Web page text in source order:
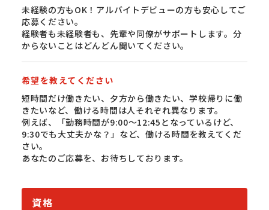
未経験の方もOK！アルバイトデビューの方も安心してご
応募ください。
経験者も未経験者も、先輩や同僚がサポートします。分
からないことはどんどん聞いてください。
希望を教えてください
短時間だけ働きたい、夕方から働きたい、学校帰りに働
きたいなど、働ける時間は人それぞれ異なります。
例えば、「勤務時間が9:00〜12:45となっているけど、
9:30でも大丈夫かな？」など、働ける時間を教えてくだ
さい。
あなたのご応募を、お待ちしております。
資格